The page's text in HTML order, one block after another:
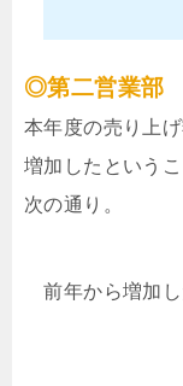
◎第二営業部
本年度の売り上
増加したという
次の通り。
前年から増加
Ｎ＝